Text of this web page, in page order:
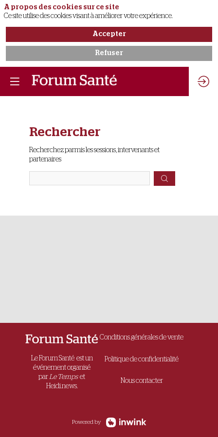
Rechercher
Recherchez parmis les sessions, intervenants et
partenaires
Le Forum Santé est un
événement organisé
parLe Temps et
Heidi.news.
Conditions générales de vente
Politique de confidentialité
Nous contacter
Powered by
A propos des cookies sur ce site
Ce site utilise des cookies visant à améliorer votre expérience.
Accepter
Refuser